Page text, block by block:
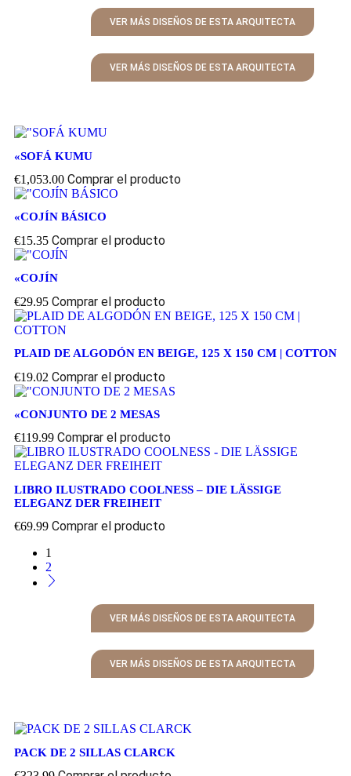
VER MÁS DISEÑOS DE ESTA ARQUITECTA
VER MÁS DISEÑOS DE ESTA ARQUITECTA
«SOFÁ KUMU
€1,053.00 Comprar el producto
«COJÍN BÁSICO
€15.35 Comprar el producto
«COJÍN
€29.95 Comprar el producto
PLAID DE ALGODÓN EN BEIGE, 125 X 150 CM | COTTON
€19.02 Comprar el producto
«CONJUNTO DE 2 MESAS
€119.99 Comprar el producto
LIBRO ILUSTRADO COOLNESS – DIE LÄSSIGE
ELEGANZ DER FREIHEIT
€69.99 Comprar el producto
1
2
VER MÁS DISEÑOS DE ESTA ARQUITECTA
VER MÁS DISEÑOS DE ESTA ARQUITECTA
PACK DE 2 SILLAS CLARCK